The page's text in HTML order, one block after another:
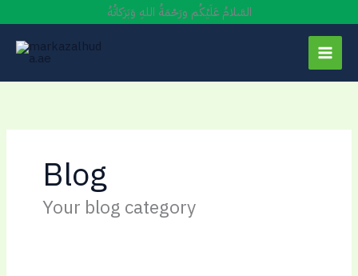
to
content
السَّلامُ عَلَيْكُم ورَحْمَةُ اللهِ وَبَرَكاتُهُ
Blog
Your blog category